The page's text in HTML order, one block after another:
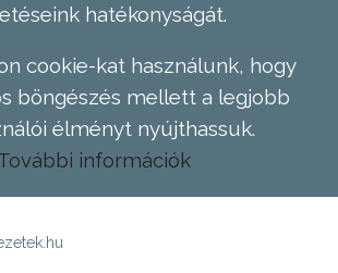
hatékonyságát.
cookie-kat használunk, hogy
böngészés mellett a legjobb
élményt nyújthassuk.
információk